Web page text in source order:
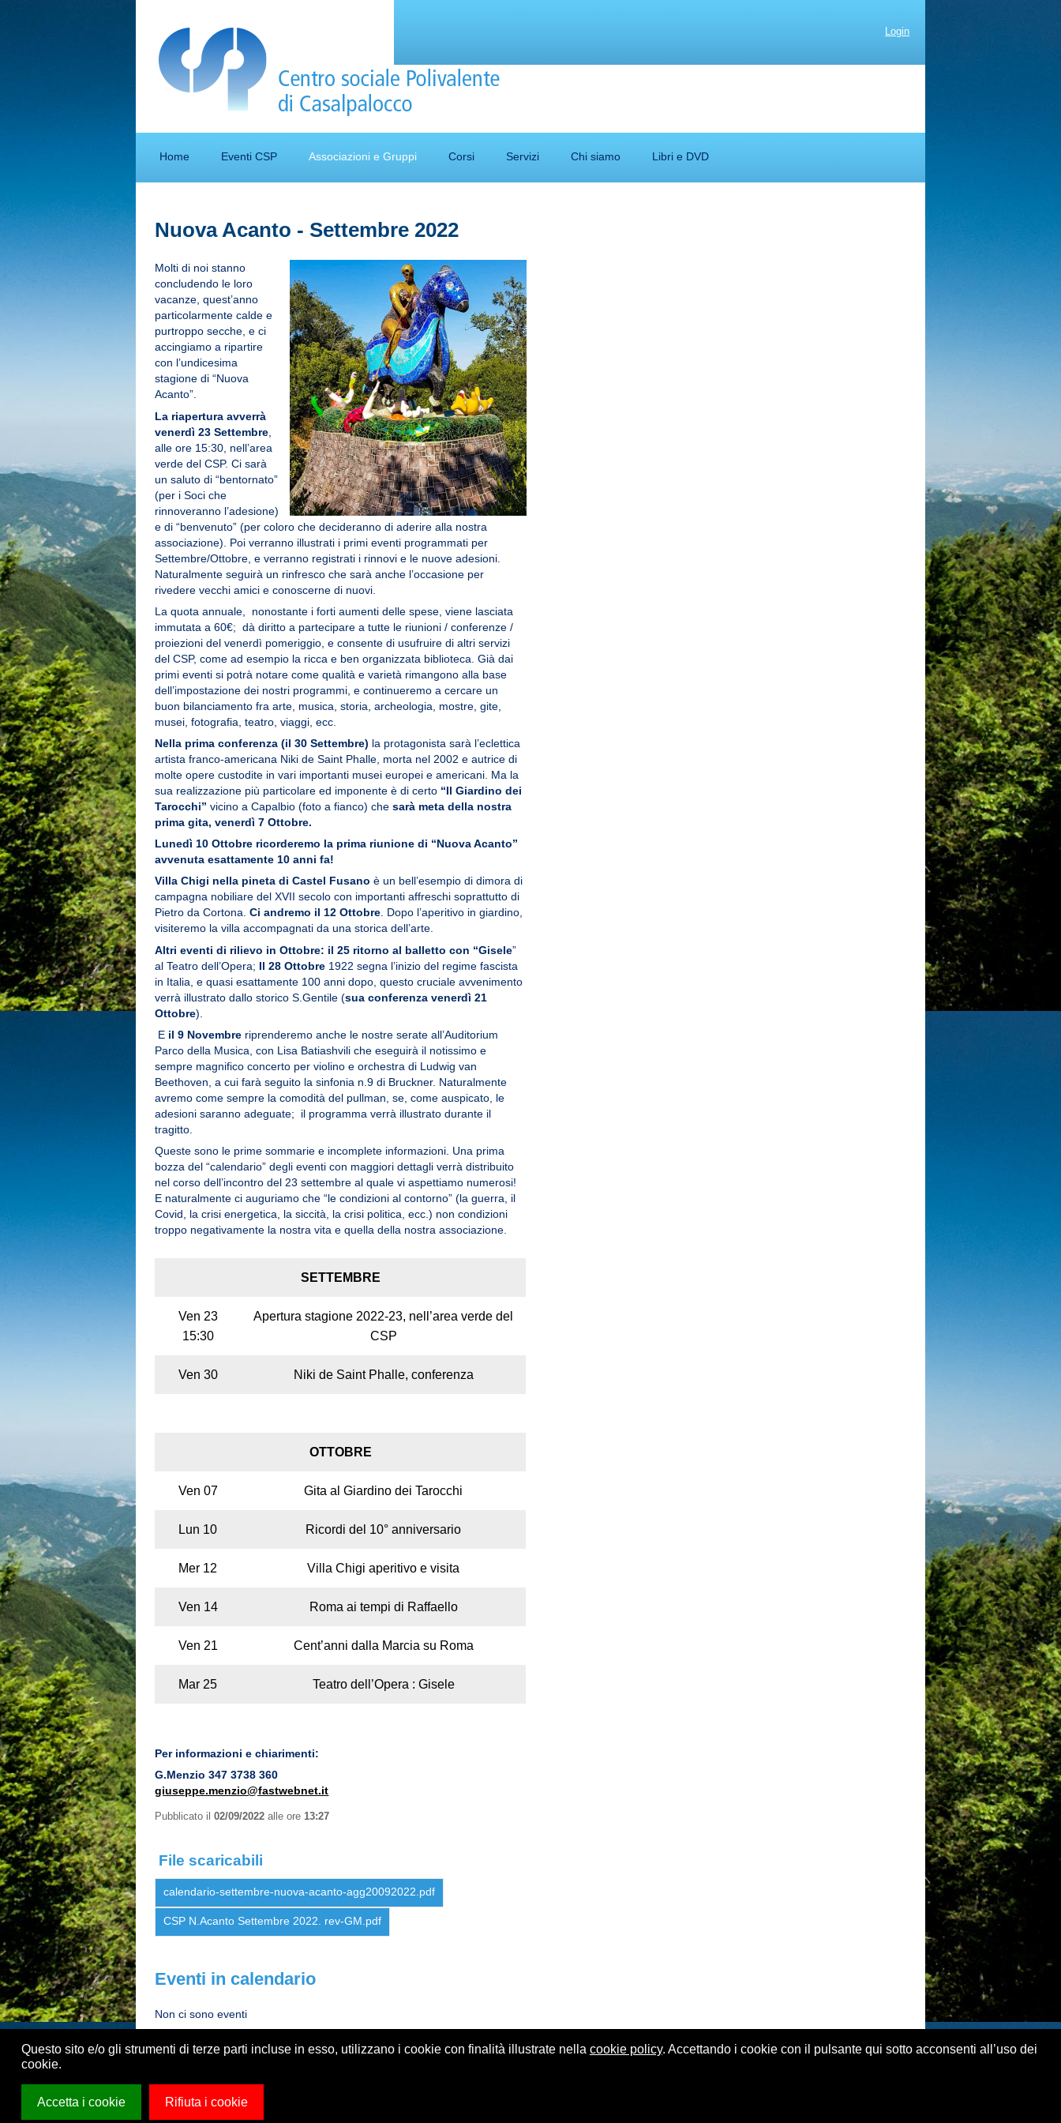
Questo sito e/o gli strumenti di terze parti incluse in esso, utilizzano i cookie con finalità illustrate nella cookie policy. Accettando i cookie con il pulsante qui sotto acconsenti all’uso dei
cookie.
Accetta i cookie Rifiuta i cookie
Login
Home Eventi CSP Associazioni e Gruppi Corsi Servizi Chi siamo Libri e DVD
Nuova Acanto - Settembre 2022
Molti di noi stanno
concludendo le loro
vacanze, quest’anno
particolarmente calde e
purtroppo secche, e ci
accingiamo a ripartire
con l’undicesima
stagione di “Nuova
Acanto”.
La riapertura avverrà
venerdì 23 Settembre
alle ore 15:30, nell’area
verde del CSP. Ci sarà
un saluto di “bentornato”
(per i Soci che
rinnoveranno l’adesione)
e di “benvenuto” (per coloro che decideranno di aderire alla nostra
associazione). Poi verranno illustrati i primi eventi programmati per
Settembre/Ottobre, e verranno registrati i rinnovi e le nuove adesioni.
Naturalmente seguirà un rinfresco che sarà anche l’occasione per
rivedere vecchi amici e conoscerne di nuovi.
La quota annuale, nonostante i forti aumenti delle spese, viene lasciata
immutata a 60€; dà diritto a partecipare a tutte le riunioni / conferenze /
proiezioni del venerdì pomeriggio, e consente di usufruire di altri servizi
del CSP, come ad esempio la ricca e ben organizzata biblioteca. Già dai
primi eventi si potrà notare come qualità e varietà rimangono alla base
dell’impostazione dei nostri programmi, e continueremo a cercare un
buon bilanciamento fra arte, musica, storia, archeologia, mostre, gite,
musei, fotografia, teatro, viaggi, ecc.
Nella prima conferenza (il 30 Settembre) la protagonista sarà l’eclettica
artista franco-americana Niki de Saint Phalle, morta nel 2002 e autrice di
molte opere custodite in vari importanti musei europei e americani. Ma la
sua realizzazione più particolare ed imponente è di certo “Il Giardino dei
Tarocchi” vicino a Capalbio (foto a fianco) chesarà meta della nostra
prima gita, venerdì 7 Ottobre.
Lunedì 10 Ottobre ricorderemo la prima riunione di “Nuova Acanto”
avvenuta esattamente 10 anni fa!
Villa Chigi nella pineta di Castel Fusano è un bell’esempio di dimora di
campagna nobiliare del XVII secolo con importanti affreschi soprattutto di
Pietro da Cortona.Ci andremo il 12 Ottobre. Dopo l’aperitivo in giardino,
visiteremo la villa accompagnati da una storica dell’arte.
Altri eventi di rilievo in Ottobre: il 25 ritorno al balletto con “Gisele”
al Teatro dell’Opera; Il 28 Ottobre 1922 segna l’inizio del regime fascista
in Italia, e quasi esattamente 100 anni dopo, questo cruciale avvenimento
verrà illustrato dallo storico S.Gentile (sua conferenza venerdì 21
Ottobre).
E il 9 Novembre riprenderemo anche le nostre serate all’Auditorium
Parco della Musica, con Lisa Batiashvili che eseguirà il notissimo e
sempre magnifico concerto per violino e orchestra di Ludwig van
Beethoven, a cui farà seguito la sinfonia n.9 di Bruckner. Naturalmente
avremo come sempre la comodità del pullman, se, come auspicato, le
adesioni saranno adeguate; il programma verrà illustrato durante il
tragitto.
Queste sono le prime sommarie e incomplete informazioni. Una prima
bozza del “calendario” degli eventi con maggiori dettagli verrà distribuito
nel corso dell’incontro del 23 settembre al quale vi aspettiamo numerosi!
E naturalmente ci auguriamo che “le condizioni al contorno” (la guerra, il
Covid, la crisi energetica, la siccità, la crisi politica, ecc.) non condizioni
troppo negativamente la nostra vita e quella della nostra associazione.
SETTEMBRE
Ven 23
15:30
Apertura stagione 2022-23, nell’area verde del
CSP
Ven 30 Niki de Saint Phalle, conferenza
OTTOBRE
Ven 07 Gita al Giardino dei Tarocchi
Lun 10 Ricordi del 10° anniversario
Mer 12 Villa Chigi aperitivo e visita
Ven 14 Roma ai tempi di Raffaello
Ven 21 Cent’anni dalla Marcia su Roma
Mar 25 Teatro dell’Opera : Gisele
Per informazioni e chiarimenti:
G.Menzio 347 3738 360
giuseppe.menzio@fastwebnet.it
Pubblicato il02/09/2022 alle ore 13:27
File scaricabili
calendario-settembre-nuova-acanto-agg20092022.pdf
CSP N.Acanto Settembre 2022. rev-GM.pdf
Eventi in calendario
Non ci sono eventi
Centro Sociale Polivalente di Casalpalocco
Made with oZone iQ